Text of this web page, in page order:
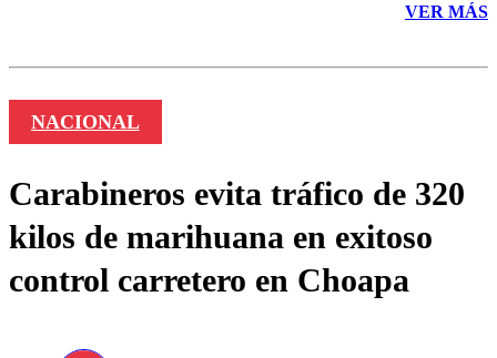
VER MÁS
NACIONAL
Carabineros evita tráfico de 320
kilos de marihuana en exitoso
control carretero en Choapa